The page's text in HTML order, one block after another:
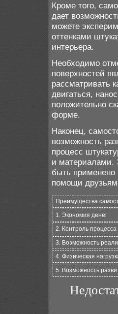
Кроме того,
дает
можете
оттенками
интерьера.
Необходимо
поверхностей
рассматривать
двигаться,
положительно
форме.
Наконец,
возможность
процесс
и материалами.
быть
помощи
Преимущества
1. Экономия денег
2. Контроль процесса
3. Возможность
4. Физическая
5. Возможность